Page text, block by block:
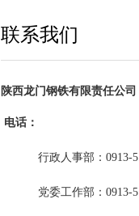
联系我们
陕西龙门钢铁有限责任公司
电话：
行政人事部：0913-
党委工作部：0913-